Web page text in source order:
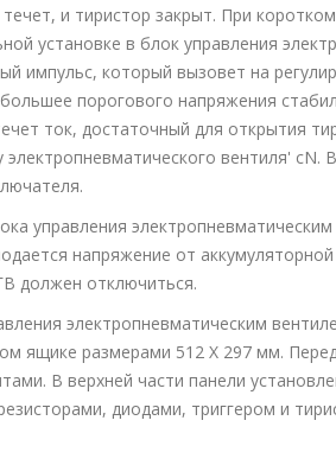
течет, и тиристор закрыт. При
установке в блок управления
импульс, который вызовет на
порогового напряжения
ток, достаточный для открытия
электропневматического вентиля'
управления
напряжение от
должен отключиться.
электропневматическим
ящике размерами 512 X 297 мм.
В верхней части панели
диодами, триггером и